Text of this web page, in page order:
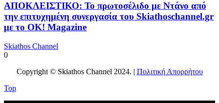
ΑΠΟΚΛΕΙΣΤΙΚΟ: Το πρωτοσέλιδο με Ντάνο από
την επιτυχημένη συνεργασία του Skiathoschannel.gr
με το OK! Magazine
Skiathos Channel
0
Copyright © Skiathos Channel 2024. | Πολιτική Απορρήτου
Top